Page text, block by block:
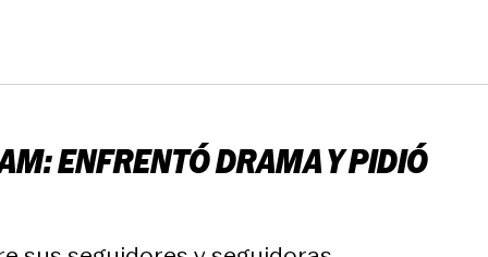
ENFRENTÓ DRAMA Y PIDIÓ